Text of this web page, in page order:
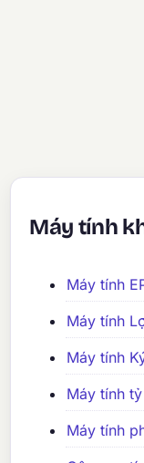
Máy tính
Máy tính
Máy tính
Máy tính
Máy tính
Máy tính